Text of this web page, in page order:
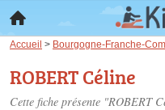
Accueil > Bourgogne-Franche-
ROBERT Céline
Cette fiche présente "ROBERT